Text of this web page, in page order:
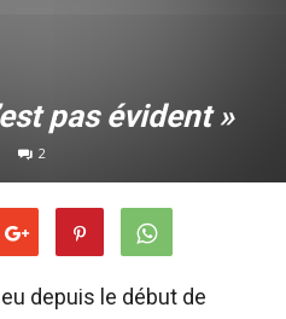
pas évident »
2
depuis le début de